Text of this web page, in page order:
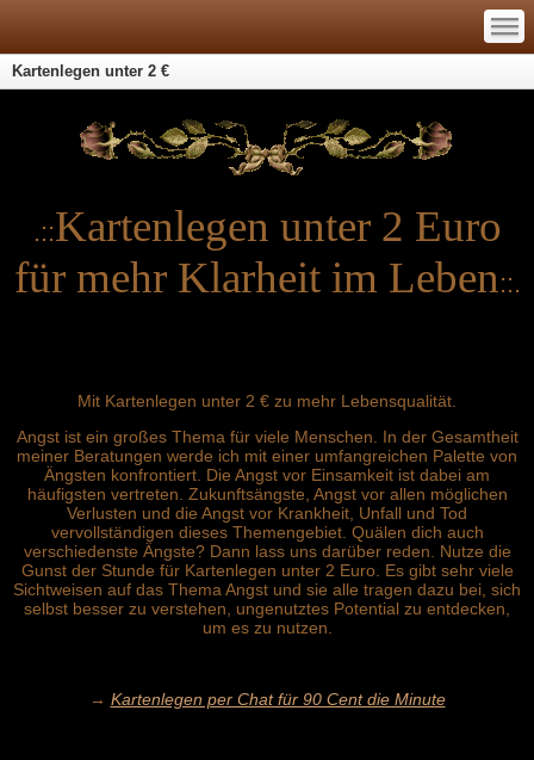
—
—
—
Kartenlegen unter 2 €
.::Kartenlegen unter 2 Euro
für mehr Klarheit im Leben ::.
Mit Kartenlegen unter 2 € zu mehr Lebensqualität.
Angst ist ein großes Thema für viele Menschen. In der Gesamtheit
meiner Beratungen werde ich mit einer umfangreichen Palette von
Ängsten konfrontiert. Die Angst vor Einsamkeit ist dabei am
häufigsten vertreten. Zukunftsängste, Angst vor allen möglichen
Verlusten und die Angst vor Krankheit, Unfall und Tod
vervollständigen dieses Themengebiet. Quälen dich auch
verschiedenste Ängste? Dann lass uns darüber reden. Nutze die
Gunst der Stunde für Kartenlegen unter 2 Euro. Es gibt sehr viele
Sichtweisen auf das Thema Angst und sie alle tragen dazu bei, sich
selbst besser zu verstehen, ungenutztes Potential zu entdecken,
um es zu nutzen.
→ Kartenlegen per Chat für 90 Cent die Minute